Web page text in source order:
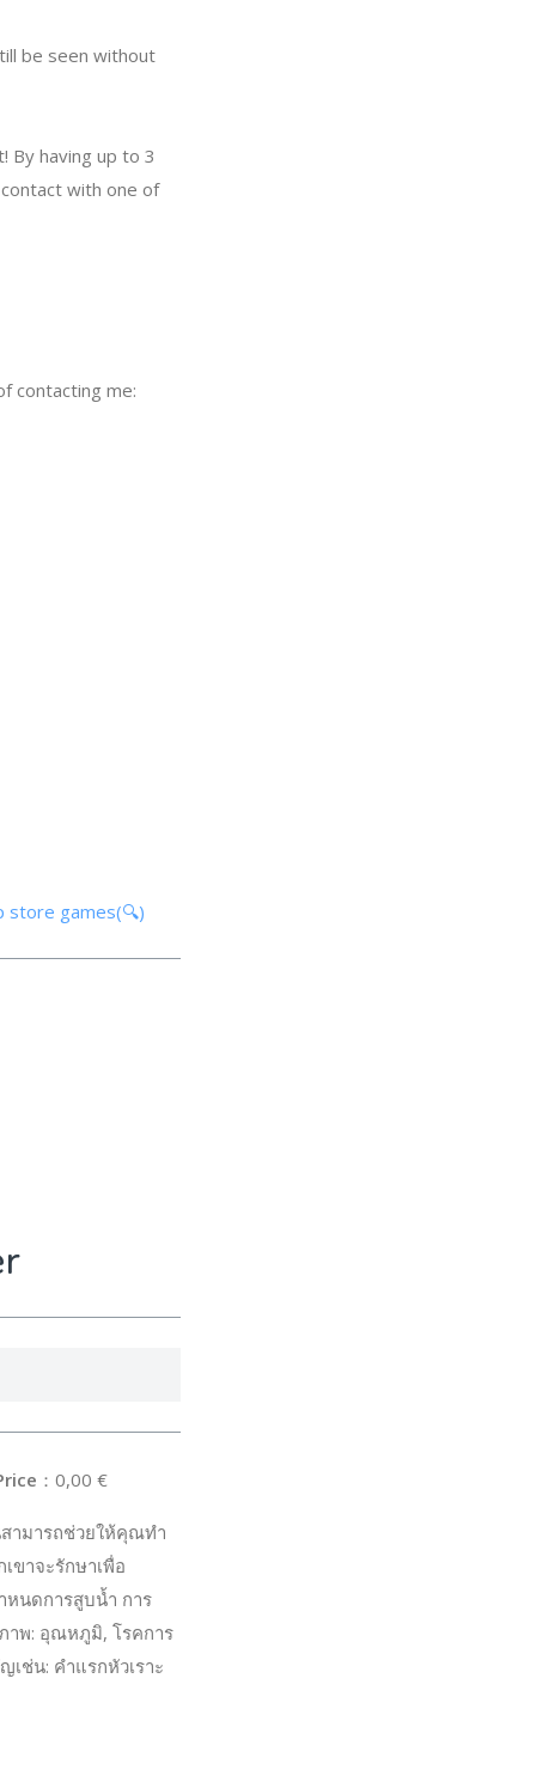
be seen without
By having up to 3
with one of
contacting me:
store games(🔍)
：0,00 €
ามารถช่วยให้คุณทำ
ขาจะรักษาเพื่อ
หนดการสูบน้ำ การ
าพ: อุณหภูมิ, โรคการ
ช่น: คำแรกหัวเราะ